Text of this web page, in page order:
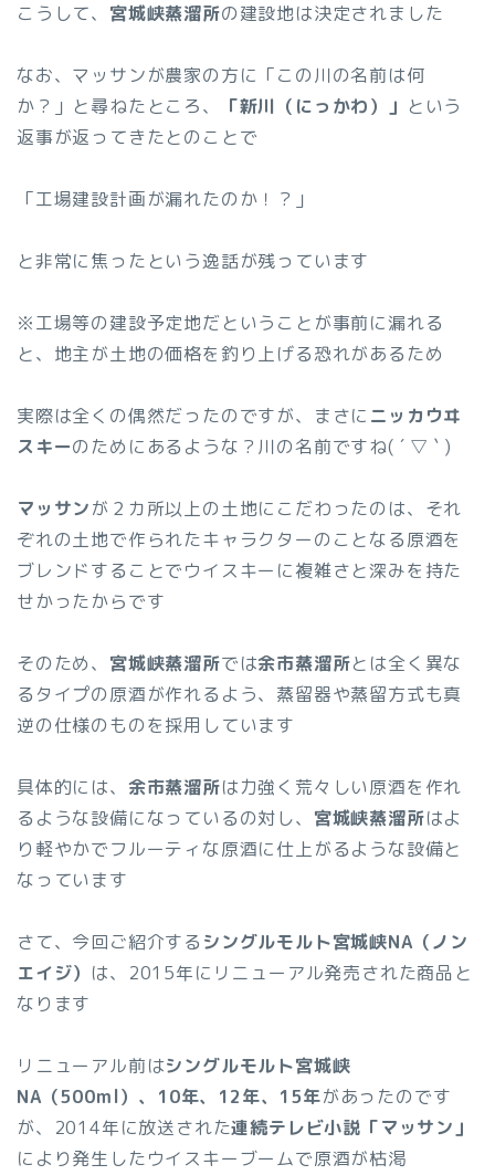
こうして、 宮城峡蒸溜所の建設地は決定されました
なお、マッサンが農家の方に「この川の名前は何
か？」と尋ねたところ、
「新川（にっかわ）」 という
返事が返ってきたとのことで
「工場建設計画が漏れたのか！？」
と非常に焦ったという逸話が残っています
※工場等の建設予定地だということが事前に漏れる
と、地主が土地の価格を釣り上げる恐れがあるため
実際は全くの偶然だったのですが、まさに ニッカウヰ
スキーのためにあるような？川の名前ですね( ´ ▽ ` )
マッサンが２カ所以上の土地にこだわったのは、それ
ぞれの土地で作られたキャラクターのことなる原酒を
ブレンドすることでウイスキーに複雑さと深みを持た
せかったからです
そのため、 宮城峡蒸溜所では余市蒸溜所とは全く異な
るタイプの原酒が作れるよう、蒸留器や蒸留方式も真
逆の仕様のものを採用しています
具体的には、 余市蒸溜所は力強く荒々しい原酒を作れ
るような設備になっているの対し、 宮城峡蒸溜所はよ
り軽やかでフルーティな原酒に仕上がるような設備と
なっています
さて、今回ご紹介する シングルモルト宮城峡NA（ノン
エイジ） は、2015年にリニューアル発売された商品と
なります
リニューアル前はシングルモルト宮城峡
NA（500ml）、10年、12年、15年があったのです
が、2014年に放送された連続テレビ小説「マッサン」
により発生したウイスキーブームで原酒が枯渇